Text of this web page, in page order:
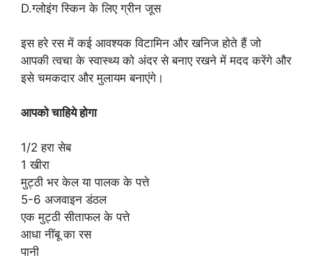
D.ग्लोइंग स्किन के लिए ग्रीन जूस
इस हरे रस में कई आवश्यक विटामिन और खनिज होते हैं जो
आपकी त्वचा के स्वास्थ्य को अंदर से बनाए रखने में मदद करेंगे और
इसे चमकदार और मुलायम बनाएंगे।
आपको चाहिये होगा
1/2 हरा सेब
1 खीरा
मुट्ठी भर केल या पालक के पत्ते
5-6 अजवाइन डंठल
एक मुट्ठी सीताफल के पत्ते
आधा नींबू का रस
पानी